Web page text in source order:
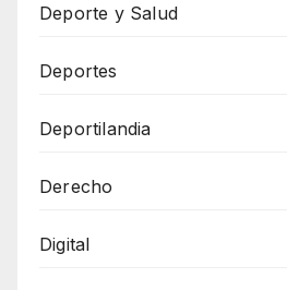
Deporte y Salud
Deportes
Deportilandia
Derecho
Digital